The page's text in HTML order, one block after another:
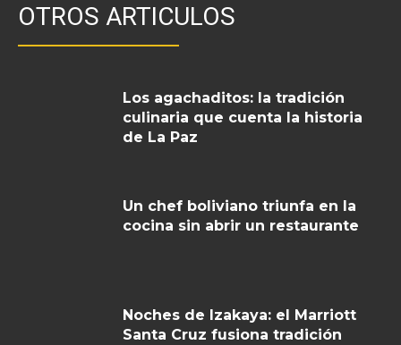
OTROS ARTICULOS
Los agachaditos: la tradición
culinaria que cuenta la historia
de La Paz
Un chef boliviano triunfa en la
cocina sin abrir un restaurante
Noches de Izakaya: el Marriott
Santa Cruz fusiona tradición